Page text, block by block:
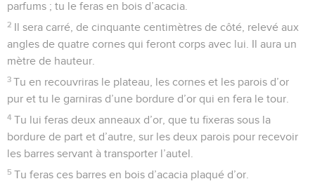
parfums ; tu le feras en bois d’acacia.
2 Il sera carré, de cinquante centimètres de côté, relevé aux
angles de quatre cornes qui feront corps avec lui. Il aura un
mètre de hauteur.
3 Tu en recouvriras le plateau, les cornes et les parois d’or
pur et tu le garniras d’une bordure d’or qui en fera le tour.
4 Tu lui feras deux anneaux d’or, que tu fixeras sous la
bordure de part et d’autre, sur les deux parois pour recevoir
les barres servant à transporter l’autel.
5 Tu feras ces barres en bois d’acacia plaqué d’or.